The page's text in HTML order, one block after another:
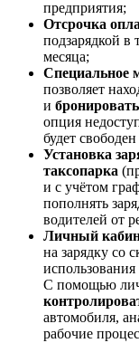
предприятия;
Отсрочка
подзарядкой в
месяца;
Специальное
позволяет
и
опция
будет
Установка
таксопарка
и с учётом
пополнять
водителей от
Личный
на зарядку со
С помощью
автомобиля,
рабочие